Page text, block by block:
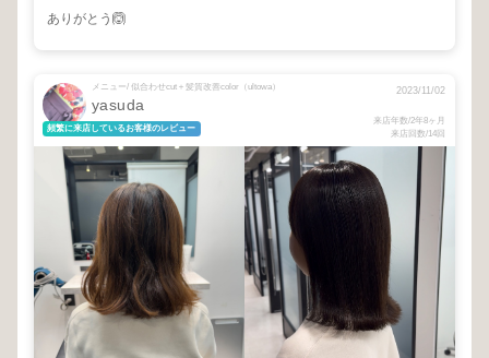
ありがとう🙆
メニュー/ 似合わせcut＋髪質改善color（ultowa）
yasuda
頻繁に来店しているお客様のレビュー
2023/11/02
来店年数/2年8ヶ月
来店回数/14回